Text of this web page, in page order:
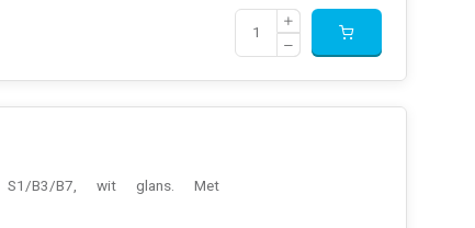
S1/B3/B7, wit glans. Met